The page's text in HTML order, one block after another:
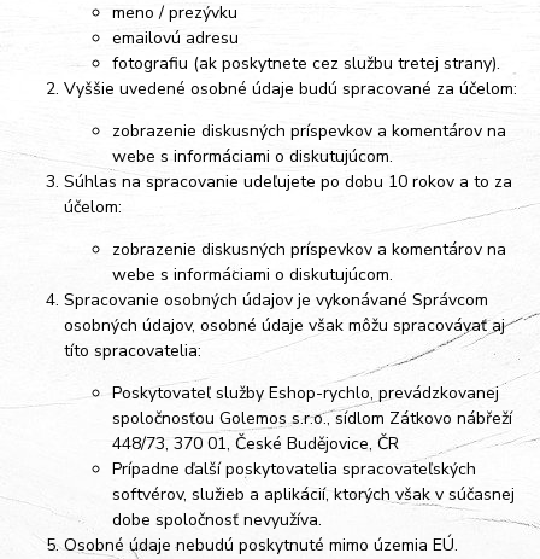
meno / prezývku
emailovú adresu
fotografiu (ak poskytnete cez službu tretej strany).
Vyššie uvedené osobné údaje budú spracované za účelom:
zobrazenie diskusných príspevkov a komentárov na
webe s informáciami o diskutujúcom.
Súhlas na spracovanie udeľujete po dobu 10 rokov a to za
účelom:
zobrazenie diskusných príspevkov a komentárov na
webe s informáciami o diskutujúcom.
Spracovanie osobných údajov je vykonávané Správcom
osobných údajov, osobné údaje však môžu spracovávať aj
títo spracovatelia:
Poskytovateľ služby Eshop-rychlo, prevádzkovanej
spoločnosťou Golemos s.r.o., sídlom Zátkovo nábřeží
448/73, 370 01, České Budějovice, ČR
Prípadne ďalší poskytovatelia spracovateľských
softvérov, služieb a aplikácií, ktorých však v súčasnej
dobe spoločnosť nevyužíva.
Osobné údaje nebudúposkytnuté mimo územia EÚ.